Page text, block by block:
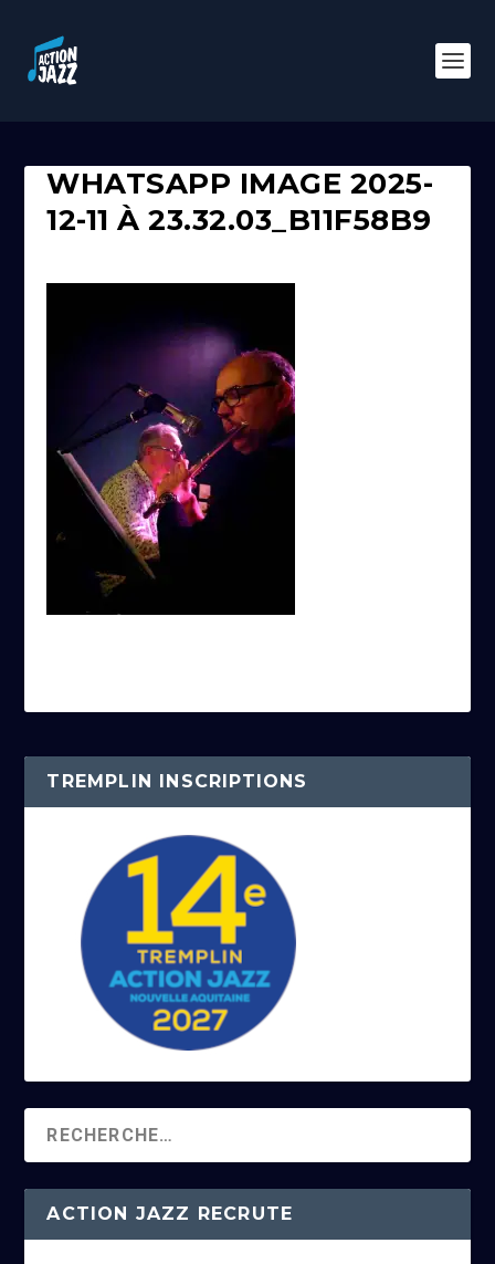
WHATSAPP IMAGE 2025-
12-11 À 23.32.03_B11F58B9
TREMPLIN INSCRIPTIONS
ACTION JAZZ RECRUTE